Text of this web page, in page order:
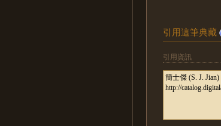
引用這筆典藏
引用資訊